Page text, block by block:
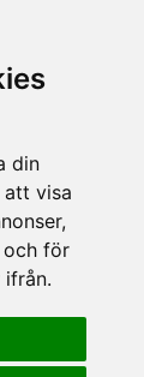
din
visa
för